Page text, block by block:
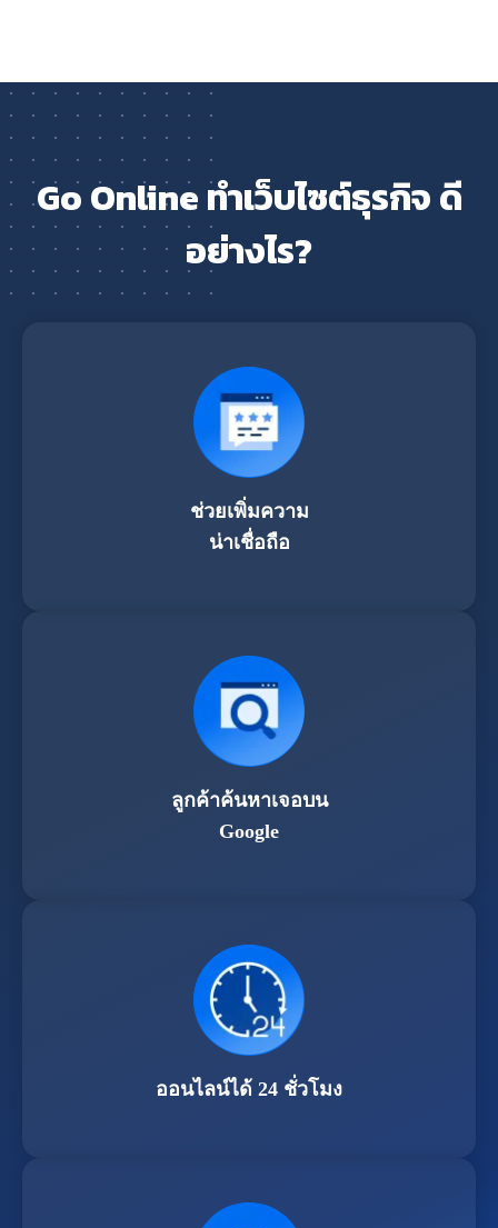
Go Online ทำเว็บไซต์ธุรกิจ ดี
อย่างไร?
ช่วยเพิ่มความ
น่าเชื่อถือ
ลูกค้าค้นหาเจอบน
Google
ออนไลน์ได้ 24 ชั่วโมง